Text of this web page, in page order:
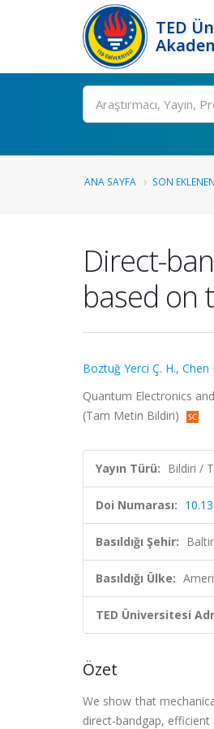
TED
Ara
ANA SAYFA SON
Direct-
based on
Boztuğ Yerci Ç. H., Chen
Quantum Electronics
(Tam Metin Bildiri)
Yayın Türü: Bildiri /
Doi Numarası:
Basıldığı Şehir:
Basıldığı Ülke:
TED Üniversitesi
Özet
We show that
direct-bandgap,